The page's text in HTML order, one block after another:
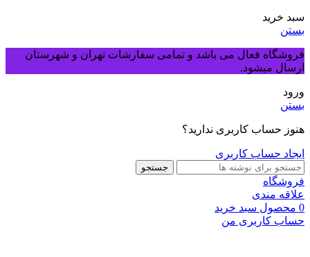
سبد خرید
بستن
فروشگاه فعال می باشد و تمامی سفارشات تهران و شهرستان
ارسال میشود.
ورود
بستن
هنوز حساب کاربری ندارید؟
ایجاد حساب کاربری
جستجو
فروشگاه
علاقه مندی
0 محصول سبد خرید
حساب کاربری من